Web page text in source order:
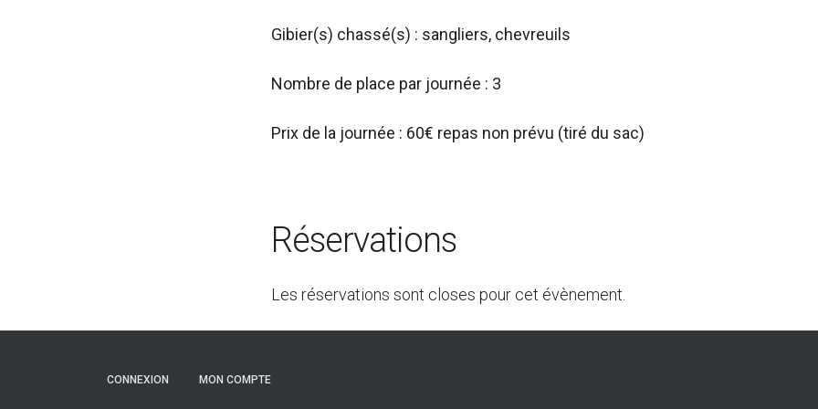
Gibier(s) chassé(s) : sangliers, chevreuils
Nombre de place par journée : 3
Prix de la journée : 60€ repas non prévu (tiré du sac)
Réservations
Les réservations sont closes pour cet évènement.
CONNEXION MON COMPTE